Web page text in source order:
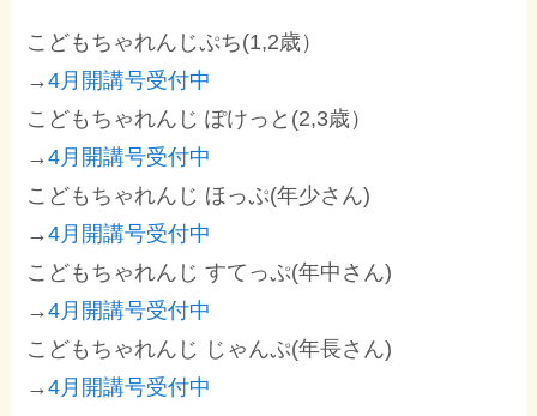
こどもちゃれんじぷち(1,2歳）
→4月開講号受付中
こどもちゃれんじ ぽけっと(2,3歳）
→4月開講号受付中
こどもちゃれんじ ほっぷ(年少さん)
→4月開講号受付中
こどもちゃれんじ すてっぷ(年中さん)
→4月開講号受付中
こどもちゃれんじ じゃんぷ(年長さん)
→4月開講号受付中